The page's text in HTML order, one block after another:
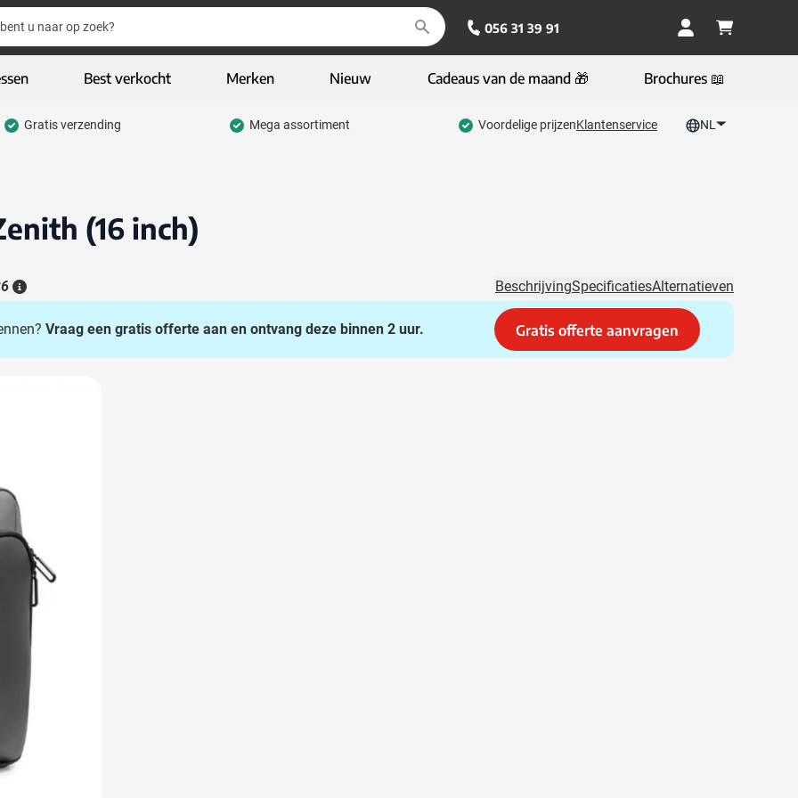
056 31 39 91
& textiel categorie
geschenken categorie
tech & multimedia categorie
& Reizen categorie
categorie
& drinken categorie
& Wellness categorie
& lampen categorie
categorie
categorie
categorie
& specials categorie
Best verkocht Merken Nieuw Cadeaus van de maand 🎁 Brochures 📖
Gratis verzending Mega assortiment Voordelige prijzenKlantenservice NL
(16 inch)
Details
BeschrijvingSpecificatiesAlternatieven
Vraag een gratis offerte aan en ontvang deze binnen 2 uur. Gratis offerte aanvragen